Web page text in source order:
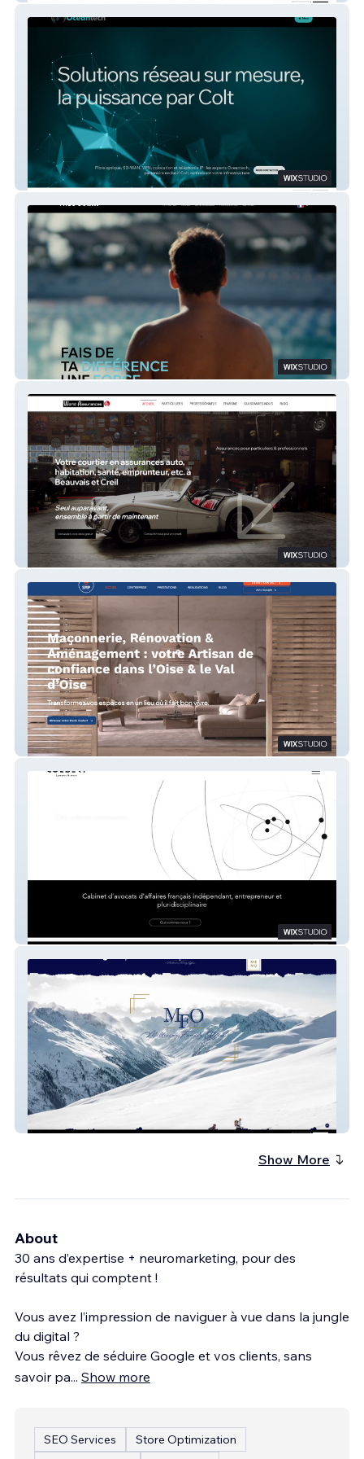
Oceantech
Théo Curin
World Assurances
SMP
MFO - Refonte de site - SEO -
Show More
About
30 ans d’expertise + neuromarketing, pour des
résultats qui comptent !
Vous avez l’impression de naviguer à vue dans la jungle
du digital ?
Vous rêvez de séduire Google et vos clients, sans
savoir pa... Show more
SEO Services
Store Optimization